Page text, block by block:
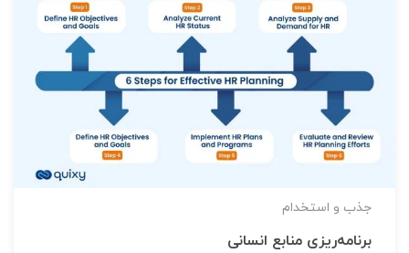
جذب و استخدام
برنامه‌ریزی منابع انسانی